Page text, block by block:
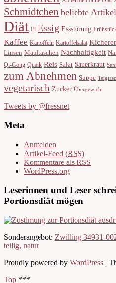
Schmidtchen beliebte Artikel
Diät Ei Essig Essstörung
Kaffee Kartoffeln Kartoffelsalat
Linsen Maultaschen Nachhaltigkeit
Qi-Gong Quark Reis Salat Sauerkraut
zum Abnehmen Suppe
vegetarisch Zucker Übergewicht
Tweets by @fressnet
Meta
Anmelden
Artikel-Feed (RSS)
Kommentare als RSS
WordPress.org
Leserinnen und Leser
Portionsdiät mögen
Sonderangebot: Zwilling 34931-
teilig, natur
Proudly powered by WordPress |
Top ***